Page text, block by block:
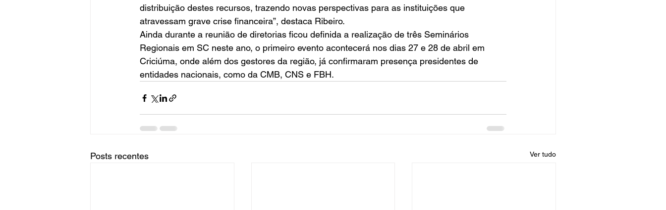
distribuição destes recursos, trazendo novas perspectivas para as instituições que
atravessam grave crise financeira”, destaca Ribeiro.
Ainda durante a reunião de diretorias ficou definida a realização de três Seminários
Regionais em SC neste ano, o primeiro evento acontecerá nos dias 27 e 28 de abril em
Criciúma, onde além dos gestores da região, já confirmaram presença presidentes de
entidades nacionais, como da CMB, CNS e FBH.
Posts recentes Ver tudo